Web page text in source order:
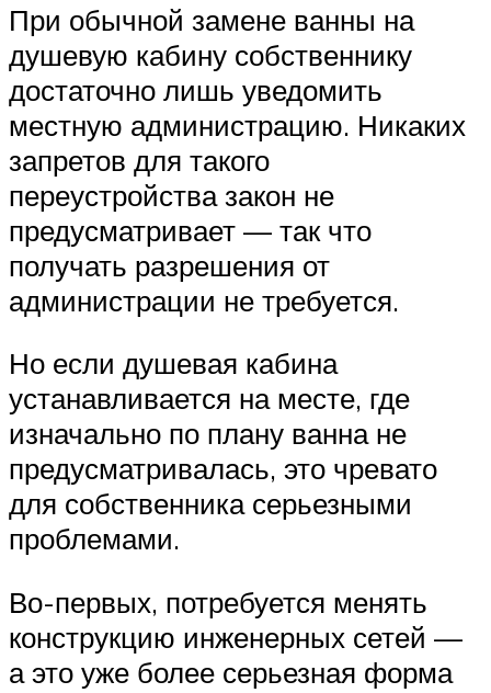
При обычной замене ванны на
душевую кабину собственнику
достаточно лишь уведомить
местную администрацию. Никаких
запретов для такого
переустройства закон не
предусматривает — так что
получать разрешения от
администрации не требуется.
Но если душевая кабина
устанавливается на месте, где
изначально по плану ванна не
предусматривалась, это чревато
для собственника серьезными
проблемами.
Во-первых, потребуется менять
конструкцию инженерных сетей —
а это уже более серьезная форма